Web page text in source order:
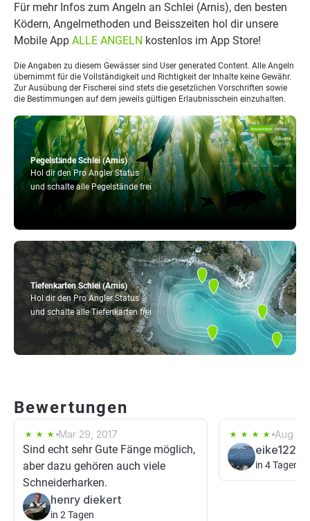
Tiefenkarten Schlei (Arnis)
Hol dir den Pro Angler Status
und schalte alle Tiefenkarten frei
Pegelstände Schlei (Arnis)
Hol dir den Pro Angler Status
und schalte alle Pegelstände frei
Für mehr Infos zum Angeln an Schlei (Arnis), den besten
Ködern, Angelmethoden und Beisszeiten hol dir unsere
Mobile App ALLE ANGELN kostenlos im App Store!
Die Angaben zu diesem Gewässer sind User generated Content. Alle Angeln
übernimmt für die Vollständigkeit und Richtigkeit der Inhalte keine Gewähr.
Zur Ausübung der Fischerei sind stets die gesetzlichen Vorschriften sowie
die Bestimmungen auf dem jeweils gültigen Erlaubnisschein einzuhalten.
Bewertungen
Mar 29, 2017
Sind echt sehr Gute Fänge möglich,
aber dazu gehören auch viele
Schneiderharken.
henry diekert
in 2 Tagen
Aug
eike1220
in 4 Tagen